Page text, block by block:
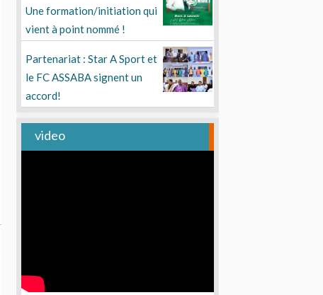
Une formation/initiation qui
vient à point nommé !
Partenariat : Star A Sport et
le FC ASSABA signent un
accord!
video